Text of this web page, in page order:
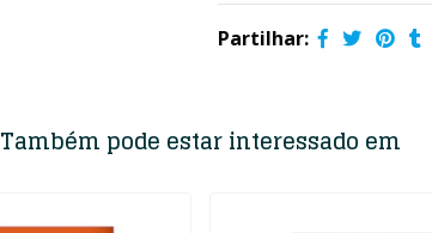
Partilhar:
Também pode estar interessado em